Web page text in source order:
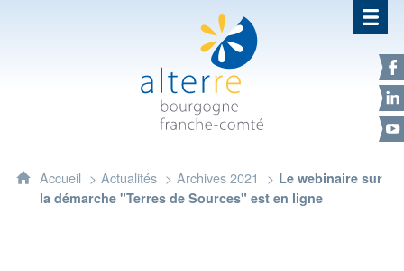
Alterre Bourgogne Franche-
Accueil Actualités Archives 2021
Le webinaire sur
la démarche "Terres de Sources" est en ligne